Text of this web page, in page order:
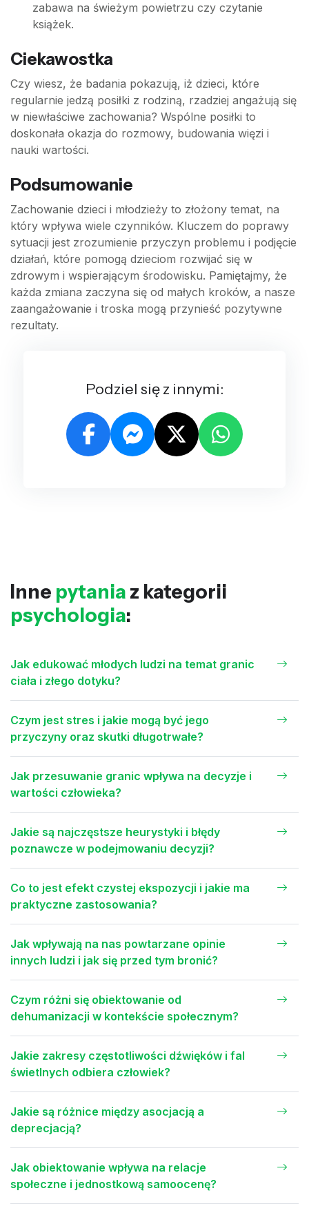
zabawa na świeżym powietrzu czy czytanie
książek.
Ciekawostka
Czy wiesz, że badania pokazują, iż dzieci, które
regularnie jedzą posiłki z rodziną, rzadziej angażują się
w niewłaściwe zachowania? Wspólne posiłki to
doskonała okazja do rozmowy, budowania więzi i
nauki wartości.
Podsumowanie
Zachowanie dzieci i młodzieży to złożony temat, na
który wpływa wiele czynników. Kluczem do poprawy
sytuacji jest zrozumienie przyczyn problemu i podjęcie
działań, które pomogą dzieciom rozwijać się w
zdrowym i wspierającym środowisku. Pamiętajmy, że
każda zmiana zaczyna się od małych kroków, a nasze
zaangażowanie i troska mogą przynieść pozytywne
rezultaty.
Podziel się z innymi:
Inne pytania z kategorii
psychologia:
Jak edukować młodych ludzi na temat granic
ciała i złego dotyku?
Czym jest stres i jakie mogą być jego
przyczyny oraz skutki długotrwałe?
Jak przesuwanie granic wpływa na decyzje i
wartości człowieka?
Jakie są najczęstsze heurystyki i błędy
poznawcze w podejmowaniu decyzji?
Co to jest efekt czystej ekspozycji i jakie ma
praktyczne zastosowania?
Jak wpływają na nas powtarzane opinie
innych ludzi i jak się przed tym bronić?
Czym różni się obiektowanie od
dehumanizacji w kontekście społecznym?
Jakie zakresy częstotliwości dźwięków i fal
świetlnych odbiera człowiek?
Jakie są różnice między asocjacją a
deprecjacją?
Jak obiektowanie wpływa na relacje
społeczne i jednostkową samoocenę?